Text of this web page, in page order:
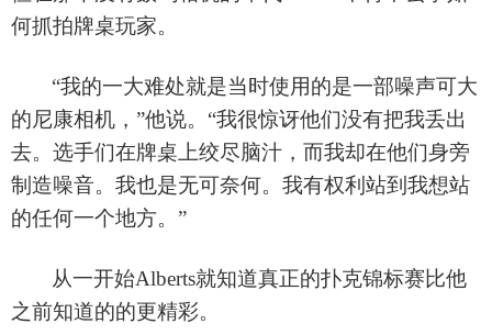
何抓拍牌桌玩家。
“我的一大难处就是当时使用的是一部噪声可大
的尼康相机， ”他说。 “我很惊讶他们没有把我丢出
去。选手们在牌桌上绞尽脑汁，而我却在他们身旁
制造噪音。我也是无可奈何。我有权利站到我想站
的任何一个地方。 ”
从一开始Alberts就知道真正的扑克锦标赛比他
之前知道的的更精彩。